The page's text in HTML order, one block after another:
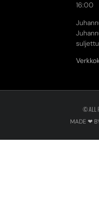
16:00
suljettu
© ALL
MADE ❤